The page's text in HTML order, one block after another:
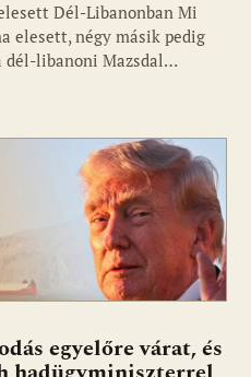
Dél-Libanonban Mi
elesett, négy másik pedig
dél-libanoni Mazsdal…
egyelőre várat, és